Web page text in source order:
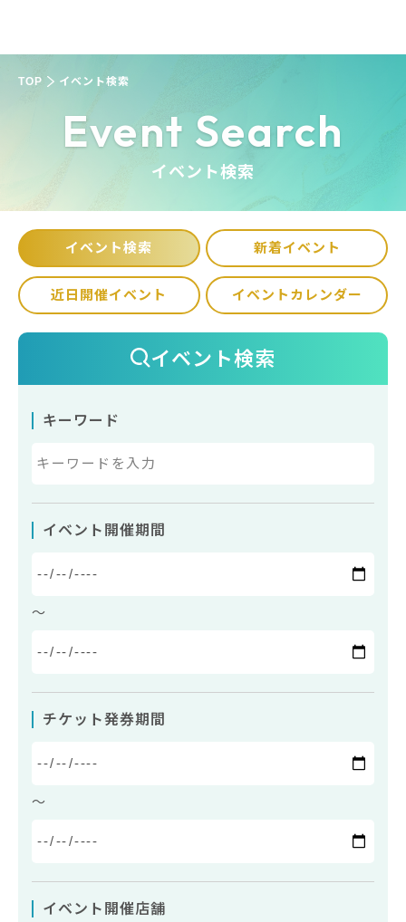
TOP イベント検索
Event Search
イベント検索
イベント検索 新着イベント
近日開催イベント イベントカレンダー
イベント検索
キーワード
イベント開催期間
〜
チケット発券期間
〜
イベント開催店舗